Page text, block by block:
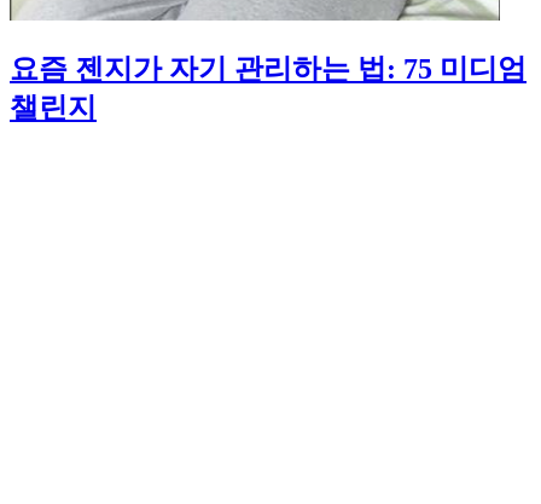
요즘 젠지가 자기 관리하는 법: 75 미디엄
챌린지